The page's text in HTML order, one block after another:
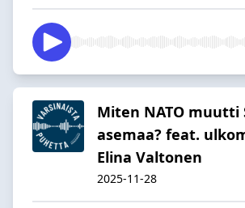
Miten NATO muutti
asemaa? feat.
Elina Valtonen
2025-11-28